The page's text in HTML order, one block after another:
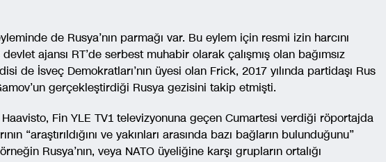
de Rusya’nın parmağı var. Bu eylem için resmi izin harcını
ajansı RT’de serbest muhabir olarak çalışmış olan bağımsız
de İsveç Demokratları’nın üyesi olan Frick, 2017 yılında partidaşı Rus
gerçekleştirdiği Rusya gezisini takip etmişti.
Haavisto, Fin YLE TV1 televizyonuna geçen Cumartesi verdiği röportajda
“araştırıldığını ve yakınları arasında bazı bağların bulunduğunu”
Rusya’nın, veya NATO üyeliğine karşı grupların ortalığı